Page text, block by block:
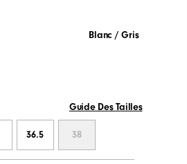
Blanc / Gris
Guide Des Tailles
36.5 38